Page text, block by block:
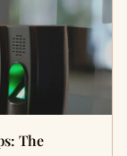
The